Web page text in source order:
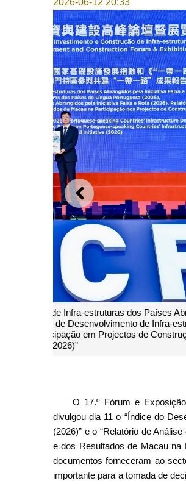
ANTERIOR
Código QR para
O 17.º Fórum e
divulgou dia 11 o “Índice do
(2026)” e o “Relatório de
e dos Resultados de Macau na
documentos forneceram ao
importante para a tomada de